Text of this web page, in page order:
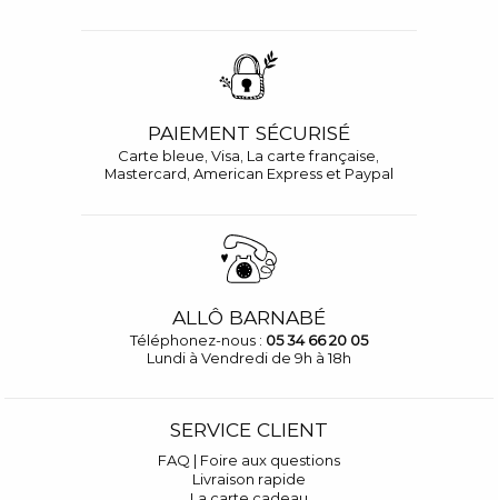
PAIEMENT SÉCURISÉ
Carte bleue, Visa, La carte française,
Mastercard, American Express et Paypal
ALLÔ BARNABÉ
Téléphonez-nous : 05 34 66 20 05
Lundi à Vendredi de 9h à 18h
SERVICE CLIENT
FAQ | Foire aux questions
Livraison rapide